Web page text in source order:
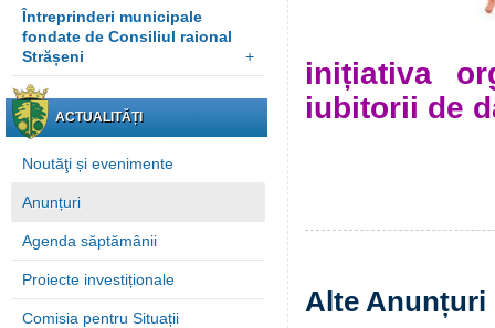
Întreprinderi municipale
fondate de Consiliul raional
Strășeni
+
ACTUALITĂȚI
Noutăţi și evenimente
Anunțuri
Agenda săptămânii
Proiecte investiționale
Comisia pentru Situații
inițiativa
iubitorii de
Alte Anunțuri